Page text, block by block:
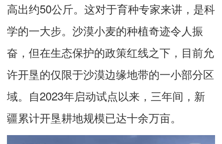
高出约50公斤。这对于育种专家来讲，是科
学的一大步。沙漠小麦的种植奇迹令人振
奋，但在生态保护的政策红线之下，目前允
许开垦的仅限于沙漠边缘地带的一小部分区
域。自2023年启动试点以来，三年间，新
疆累计开垦耕地规模已达十余万亩。